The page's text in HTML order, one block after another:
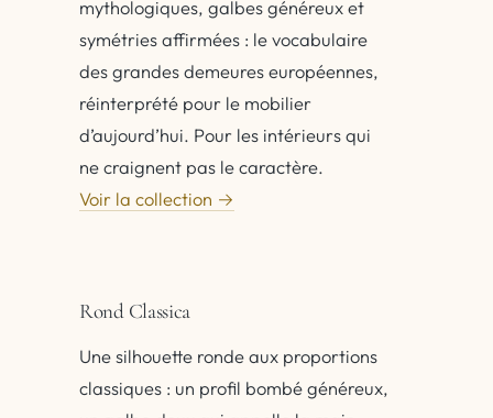
mythologiques, galbes généreux et
symétries affirmées : le vocabulaire
des grandes demeures européennes,
réinterprété pour le mobilier
d’aujourd’hui. Pour les intérieurs qui
ne craignent pas le caractère.
Voir la collection →
Rond Classica
Une silhouette ronde aux proportions
classiques : un profil bombé généreux,